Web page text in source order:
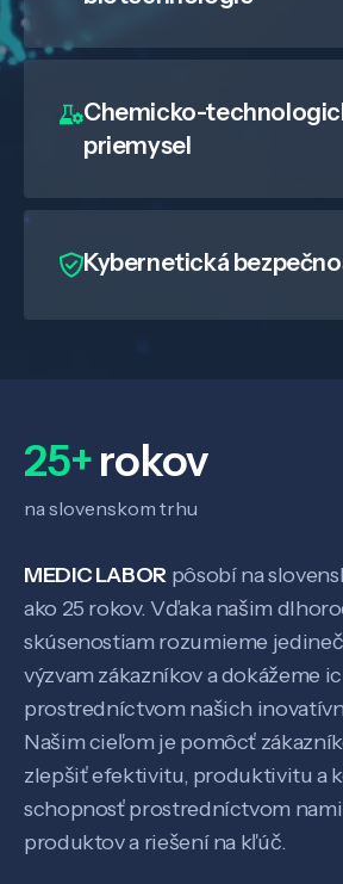
Chemicko-
priemysel
Kybernetická
25+rokov
na slovenskom trhu
MEDIC LABOR pôsobí na
ako 25 rokov. Vďaka našim
skúsenostiam rozumieme
výzvam zákazníkov a dokážeme
prostredníctvom našich
Našim cieľom je pomôcť
zlepšiť efektivitu, produktivitu a
schopnosť prostredníctvom
produktov a riešení na kľúč.